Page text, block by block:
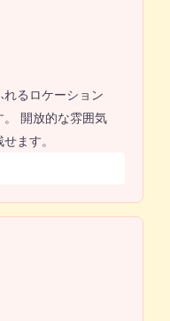
るロケーション
。 開放的な雰囲気
ます。